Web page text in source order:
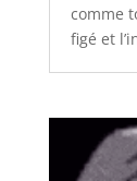
comme
figé et